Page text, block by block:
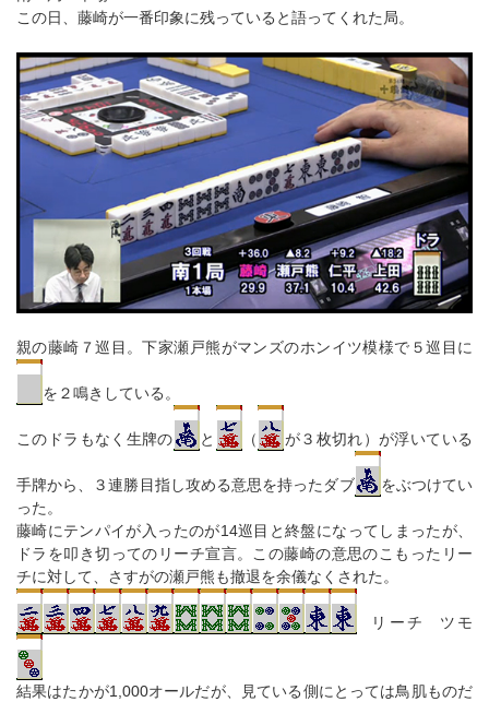
この日、藤崎が一番印象に残っていると語ってくれた局。
親の藤崎７巡目。下家瀬戸熊がマンズのホンイツ模様で５巡目に
を２鳴きしている。
このドラもなく生牌の と （ が３枚切れ）が浮いている
手牌から、３連勝目指し攻める意思を持ったダブ
をぶつけてい
った。
藤崎にテンパイが入ったのが14巡目と終盤になってしまったが、
ドラを叩き切ってのリーチ宣言。この藤崎の意思のこもったリー
チに対して、さすがの瀬戸熊も撤退を余儀なくされた。
リーチ ツモ
結果はたかが1,000オールだが、見ている側にとっては鳥肌ものだ